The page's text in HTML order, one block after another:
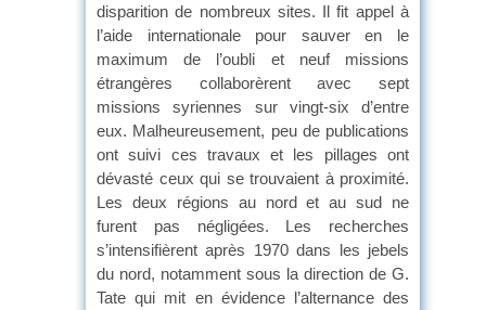
disparition de nombreux sites. Il fit appel à
l’aide internationale pour sauver en le
maximum de l’oubli et neuf missions
étrangères collaborèrent avec sept
missions syriennes sur vingt-six d’entre
eux. Malheureusement, peu de publications
ont suivi ces travaux et les pillages ont
dévasté ceux qui se trouvaient à proximité.
Les deux régions au nord et au sud ne
furent pas négligées. Les recherches
s’intensifièrent après 1970 dans les jebels
du nord, notamment sous la direction de G.
Tate qui mit en évidence l’alternance des